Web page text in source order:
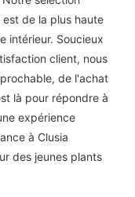
de la plus haute
intérieur. Soucieux
client, nous
de l'achat
là pour répondre à
expérience
à Clusia
des jeunes plants